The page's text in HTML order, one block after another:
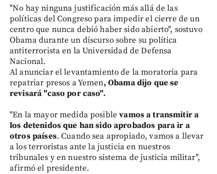
"No hay ninguna justificación más allá de las
políticas del Congreso para impedir el cierre de un
centro que nunca debió haber sido abierto", sostuvo
Obama durante un discurso sobre su política
antiterrorista en la Universidad de Defensa
Nacional.
Al anunciar el levantamiento de la moratoria para
repatriar presos a Yemen, Obama dijo que se
revisará "caso por caso".
"En la mayor medida posiblevamos a transmitir a
los detenidos que han sido aprobados para ir a
otros países. Cuando sea apropiado, vamos a llevar
a los terroristas ante la justicia en nuestros
tribunales y en nuestro sistema de justicia militar",
afirmó el presidente.